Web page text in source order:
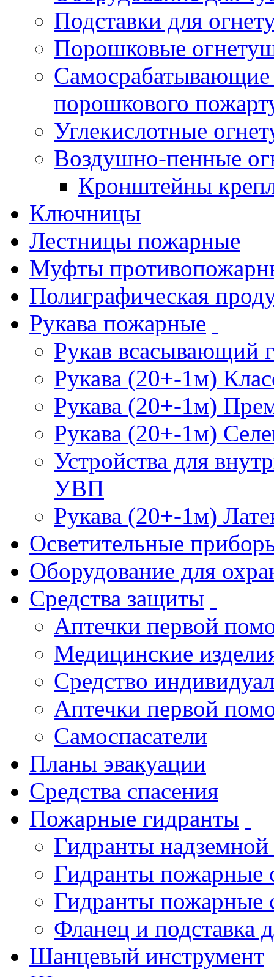
Подставки для
Порошковые
порошкового
Углекислотные
Воздушно-пенные
Кронштейны
Ключницы
Лестницы пожарные
Муфты
Полиграфическая
Рукава пожарные
Рукав всасывающий
Рукава (20+-1м)
Рукава (20+-1м)
Рукава (20+-1м)
Устройства для
УВП
Рукава (20+-1м)
Осветительные
Оборудование для
Средства защиты
Аптечки первой
Медицинские
Средство
Аптечки первой
Самоспасатели
Планы эвакуации
Средства спасения
Пожарные гидранты
Гидранты
Гидранты пожарные
Гидранты пожарные
Фланец и подставка
Шанцевый инструмент